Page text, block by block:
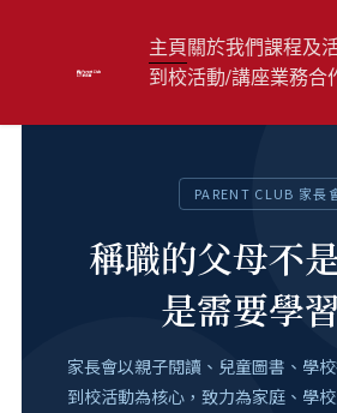
主頁關於我們課程及
到校活動/講座業務合
PARENT CLUB 家長
稱職的父母不
是需要學
家長會以親子閱讀、兒童圖書、學
到校活動為核心，致力為家庭、學